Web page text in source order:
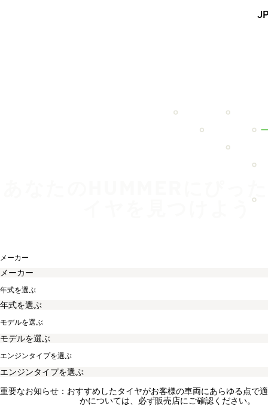
メーカー
年式を選ぶ
モデルを選ぶ
エンジンタイプを選ぶ
重要なお知らせ：おすすめしたタイヤがお客様の車両にあらゆる点で
かについては、必ず販売店にご確認ください。